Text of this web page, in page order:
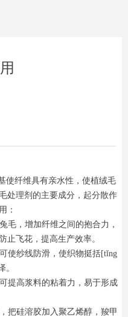
使纤维具有亲水性，使植绒毛
处理剂的主要成分，起分散作
：
，增加纤维之间的抱合力，
止飞花，提高生产效率。
纱线防滑，使织物挺括[tǐng
。
高浆料的粘着力，易于形成
硅溶胶加入聚乙烯醇，羧甲